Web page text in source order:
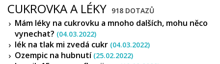
CUKROVKA A LÉKY 918 DOTAZŮ
Mám léky na cukrovku a mnoho dalších, mohu něco
vynechat? (04.03.2022)
lék na tlak mi zvedá cukr (04.03.2022)
Ozempic na hubnutí (25.02.2022)